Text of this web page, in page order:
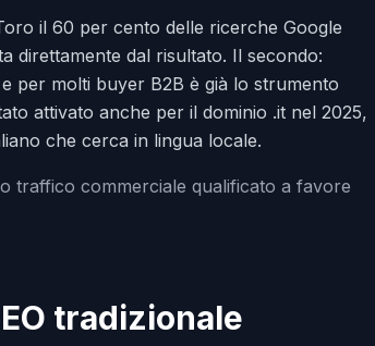
il 60 per cento delle ricerche Google
direttamente dal risultato. Il secondo:
per molti buyer B2B è già lo strumento
attivato anche per il dominio .it nel 2025,
che cerca in lingua locale.
traffico commerciale qualificato a favore
tradizionale